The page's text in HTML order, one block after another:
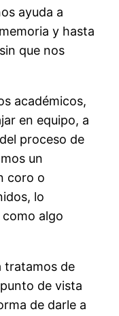
ayuda a
y hasta
que nos
académicos,
en equipo, a
proceso de
un
coro o
lo
algo
tratamos de
de vista
de darle a